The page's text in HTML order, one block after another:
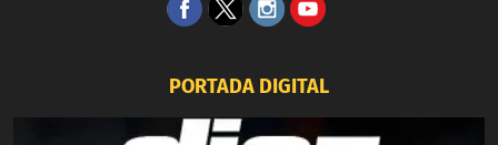
PORTADA DIGITAL